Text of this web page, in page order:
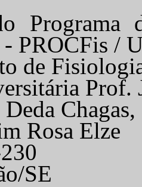
Programa
PROCFis /
de
Prof.
Chagas,
Rosa Elze
SE